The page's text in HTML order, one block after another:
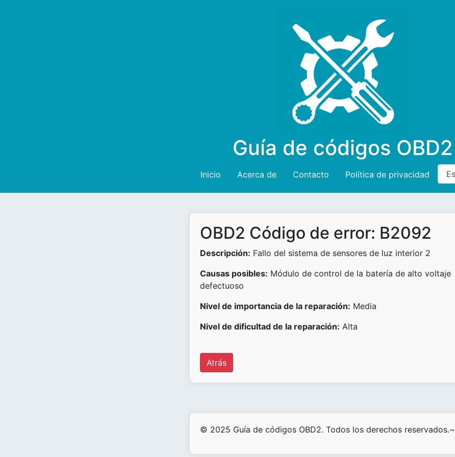
Guía de códigos OBD2
Inicio Acerca de Contacto Política de privacidad
OBD2 Código de error: B2092
Descripción: Fallo del sistema de sensores de luz interior 2
Causas posibles: Módulo de control de la batería de alto voltaje
defectuoso
Nivel de importancia de la reparación: Media
Nivel de dificultad de la reparación: Alta
Atrás
© 2025 Guía de códigos OBD2. Todos los derechos reservados.~